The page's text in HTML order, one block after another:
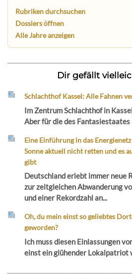
Rubriken durchsuchen
Dossiers öffnen
Alle Jahre anzeigen
Dir gefällt
Schlachthof Kassel: Alle Fahnen
Im Zentrum Schlachthof in
Aber für die des Fantasiestaates
Eine Einführung in das
Sonne aktuell nicht retten und es
gibt
Deutschland erlebt immer neue
zur zeitgleichen Abwanderung
und einer Rekordzahl an...
Oh, du mein einst so geliebtes
geworden?
Ich muss diesen Einlassungen
einst ein glühender Lokalpatriot